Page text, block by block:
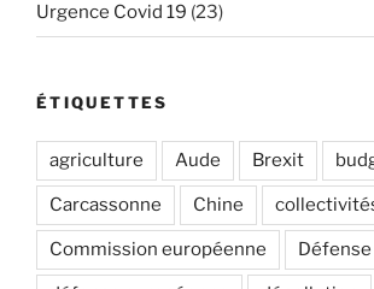
Urgence Covid 19 (23)
ÉTIQUETTES
agriculture Aude Brexit
Carcassonne Chine
Commission européenne Défense